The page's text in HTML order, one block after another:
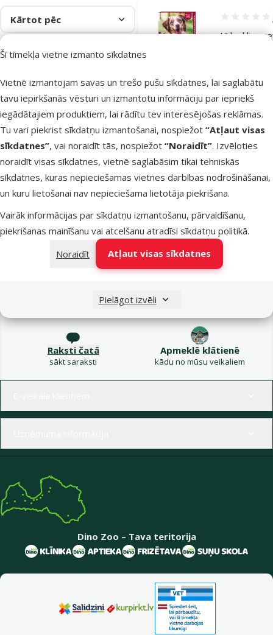
Šī tīmekļa vietne izmanto sīkdatnes
Vietnē izmantojam savas un trešo pušu sīkdatnes, lai saglabātu
tavu iepirkšanās vēsturi un izmantotu informāciju par iepriekš
iegādātajiem produktiem, lai rādītu tev interesējošas reklāmas.
Tu vari piekrist sīkdatņu izmantošanai, nospiežot “Atļaut visas
sīkdatnes”, vai noraidīt tās, nospiežot “Noraidīt”. Izvēloties
noraidīt visas sīkdatnes, vietnē saglabāsim tikai tehniskās
sīkdatnes, kuras nepieciešamas vietnes darbības nodrošināšanai,
un kuru lietošanai nav nepieciešama lietotāja piekrišana.
Vairāk informācijas par sīkdatņu izmantošanu, pārvaldīšanu,
piekrišanas mainīšanu vai atcelšanu atradīsi sīkdatņu politikā.
Noraidīt
Atļaut visas sīkdatnes
Pielāgot izvēli
Kārtot pēc
Līdzeklis
pipete
Oriģinālā
16,99 €
Cena
12,98 €
E-veikala
cena 💻
Pasargā
mīluli 🕷️
Noliktavā
Raksti e-pastā Zvani – 26 100 502
Raksti čatā
sākt saraksti
Apmeklē klātienē
kādu no mūsu veikaliem
Dino Zoo – Tava teritorija